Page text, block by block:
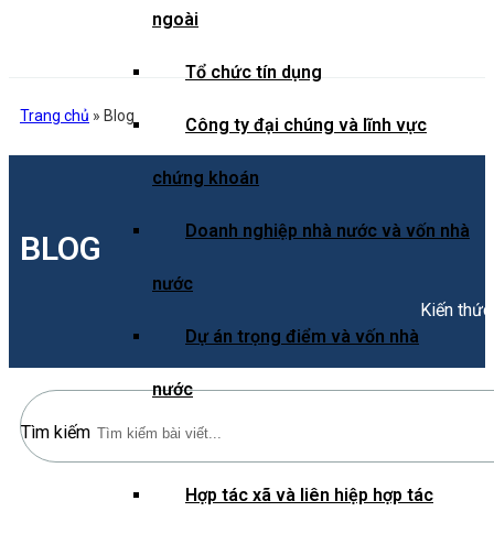
ngoài
Tổ chức tín dụng
Công ty đại chúng và lĩnh vực
chứng khoán
Doanh nghiệp nhà nước và vốn nhà
nước
Dự án trọng điểm và vốn nhà
nước
Doanh nghiệp bảo hiểm
Hợp tác xã và liên hiệp hợp tác
Trang chủ » Blog
BLOG
Kiến
Tìm kiếm